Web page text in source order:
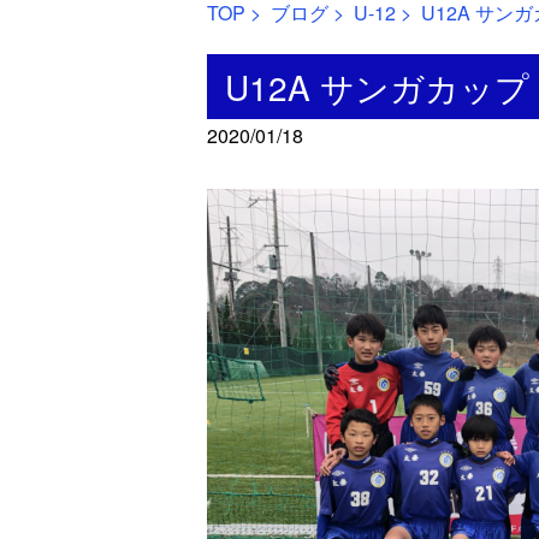
TOP > ブログ > U-12 > U12A サンガ
U12A サンガカップ
2020/01/18